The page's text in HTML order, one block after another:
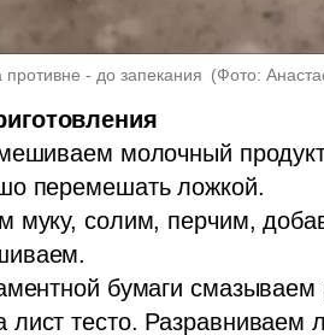
- до запекания (Фото:
молочный
перемешать ложкой.
муку, солим, перчим,
бумаги
тесто. Разравниваем